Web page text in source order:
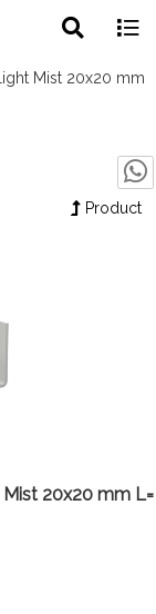
search
Mist 20x20 mm
Product
20x20 mm L=